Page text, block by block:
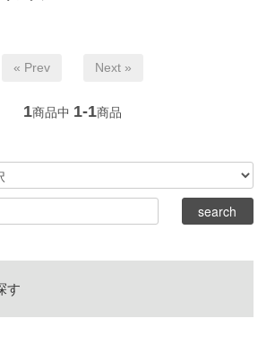
« Prev Next »
1商品中 1-1商品
す